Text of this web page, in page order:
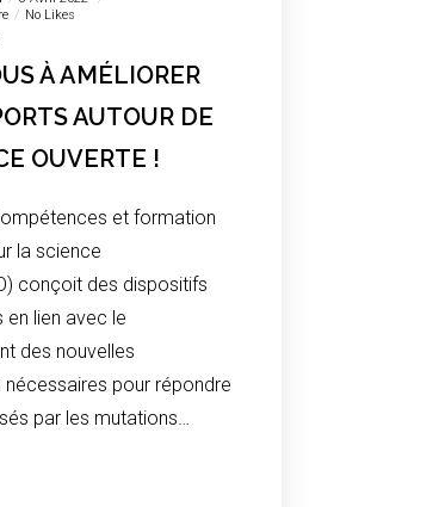
No Likes
À AMÉLIORER
AUTOUR DE
OUVERTE !
et formation
la science
conçoit des dispositifs
en lien avec le
des nouvelles
pour répondre
par les mutations…